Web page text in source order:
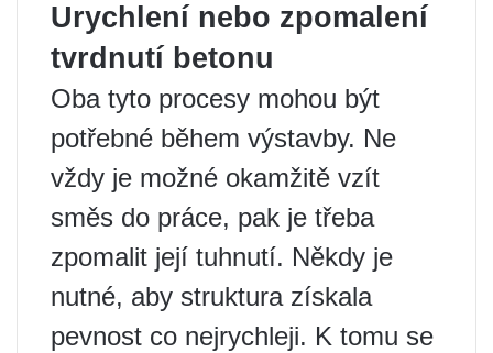
Urychlení nebo zpomalení
tvrdnutí betonu
Oba tyto procesy mohou být
potřebné během výstavby. Ne
vždy je možné okamžitě vzít
směs do práce, pak je třeba
zpomalit její tuhnutí. Někdy je
nutné, aby struktura získala
pevnost co nejrychleji. K tomu se